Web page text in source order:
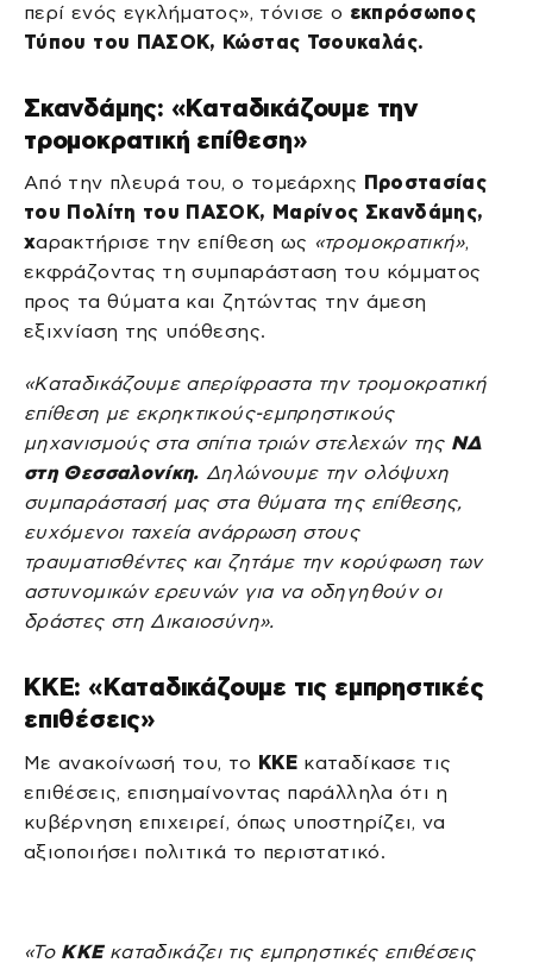
περί ενός εγκλήματος», τόνισε ο εκπρόσωπος
Τύπου του ΠΑΣΟΚ, Κώστας Τσουκαλάς.
Σκανδάμης: «Καταδικάζουμε την
τρομοκρατική επίθεση»
Από την πλευρά του, ο τομεάρχης Προστασίας
του Πολίτη του ΠΑΣΟΚ, Μαρίνος Σκανδάμης,
χαρακτήρισε την επίθεση ως «τρομοκρατική»,
εκφράζοντας τη συμπαράσταση του κόμματος
προς τα θύματα και ζητώντας την άμεση
εξιχνίαση της υπόθεσης.
«Καταδικάζουμε απερίφραστα την τρομοκρατική
επίθεση με εκρηκτικούς-εμπρηστικούς
μηχανισμούς στα σπίτια τριών στελεχών της ΝΔ
στη Θεσσαλονίκη. Δηλώνουμε την ολόψυχη
συμπαράστασή μας στα θύματα της επίθεσης,
ευχόμενοι ταχεία ανάρρωση στους
τραυματισθέντες και ζητάμε την κορύφωση των
αστυνομικών ερευνών για να οδηγηθούν οι
δράστες στη Δικαιοσύνη».
ΚΚΕ: «Καταδικάζουμε τις εμπρηστικές
επιθέσεις»
Με ανακοίνωσή του, το ΚΚΕ καταδίκασε τις
επιθέσεις, επισημαίνοντας παράλληλα ότι η
κυβέρνηση επιχειρεί, όπως υποστηρίζει, να
αξιοποιήσει πολιτικά το περιστατικό.
«Το ΚΚΕκαταδικάζει τις εμπρηστικές επιθέσεις